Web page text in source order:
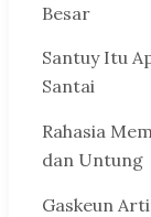
Besar
Santuy Itu
Santai
Rahasia
dan Untung
Gaskeun